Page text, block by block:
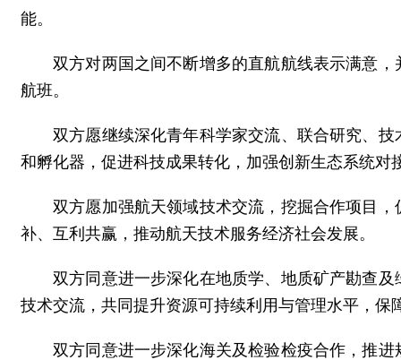
能。
双方对两国之间不断增多的直航航线表示满意
航班。
双方愿继续深化青年科学家交流、联合研究、
和孵化器，促进科技成果转化，加强创新生态系统对
双方愿加强航天领域技术交流，挖掘合作项目
补、互利共赢，推动航天技术服务经济社会发展。
双方同意进一步深化在地质学、地质矿产勘查
技术交流，共同提升资源可持续利用与管理水平，保
双方同意进一步深化海关及检验检疫合作，推